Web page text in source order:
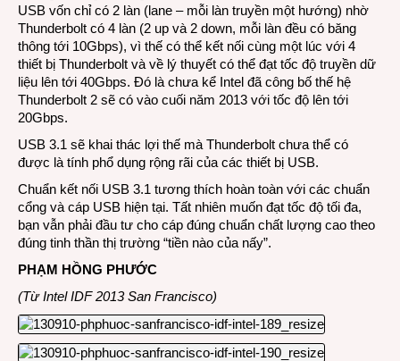
USB vốn chỉ có 2 làn (lane – mỗi làn truyền một hướng) nhờ
Thunderbolt có 4 làn (2 up và 2 down, mỗi làn đều có băng
thông tới 10Gbps), vì thế có thể kết nối cùng một lúc với 4
thiết bị Thunderbolt và về lý thuyết có thể đạt tốc độ truyền dữ
liệu lên tới 40Gbps. Đó là chưa kể Intel đã công bố thế hệ
Thunderbolt 2 sẽ có vào cuối năm 2013 với tốc độ lên tới
20Gbps.
USB 3.1 sẽ khai thác lợi thế mà Thunderbolt chưa thể có
được là tính phổ dụng rộng rãi của các thiết bị USB.
Chuẩn kết nối USB 3.1 tương thích hoàn toàn với các chuẩn
cổng và cáp USB hiện tại. Tất nhiên muốn đạt tốc độ tối đa,
bạn vẫn phải đầu tư cho cáp đúng chuẩn chất lượng cao theo
đúng tinh thần thị trường “tiền nào của nấy”.
PHẠM HỒNG PHƯỚC
(Từ Intel IDF 2013 San Francisco)